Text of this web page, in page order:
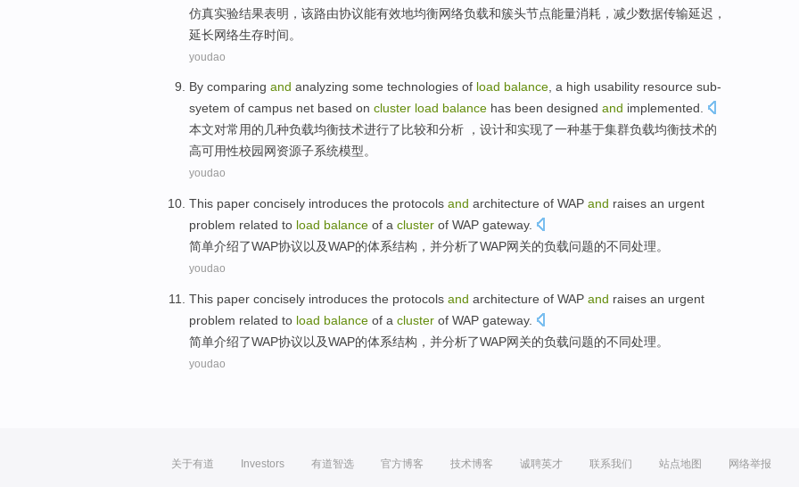
仿真实验结果表明 ， 该路由协议能有效地均衡网络负载和簇头节点能量消耗 ， 减少数据传输延迟 ，
延长网络生存时间。
youdao
By comparing and analyzing some technologies of load balance, a high usability resource sub-
syetem of campus net based on cluster load balance has been designed and implemented.
本文对常用的几种负载均衡技术进行了 比较和分析 ， 设计和实现了一种基于集群负载均衡技术的
高可用性校园网资源子系统模型。
youdao
This paper concisely introduces the protocols and architecture of WAP and raises an urgent
problem related to load balance of a cluster of WAP gateway.
简单介绍了WAP协议以及WAP的体系结构 ， 并分析了WAP网关的负载问题的不同处理。
youdao
This paper concisely introduces the protocols and architecture of WAP and raises an urgent
problem related to load balance of a cluster of WAP gateway.
简单介绍了WAP协议以及WAP的体系结构 ， 并分析了WAP网关的负载问题的不同处理。
youdao
关于有道 Investors 有道智选 官方博客 技术博客 诚聘英才 联系我们 站点地图 网络举报